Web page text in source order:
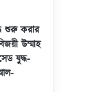
শুরু করার
উম্মাহ
যুদ্ধ-